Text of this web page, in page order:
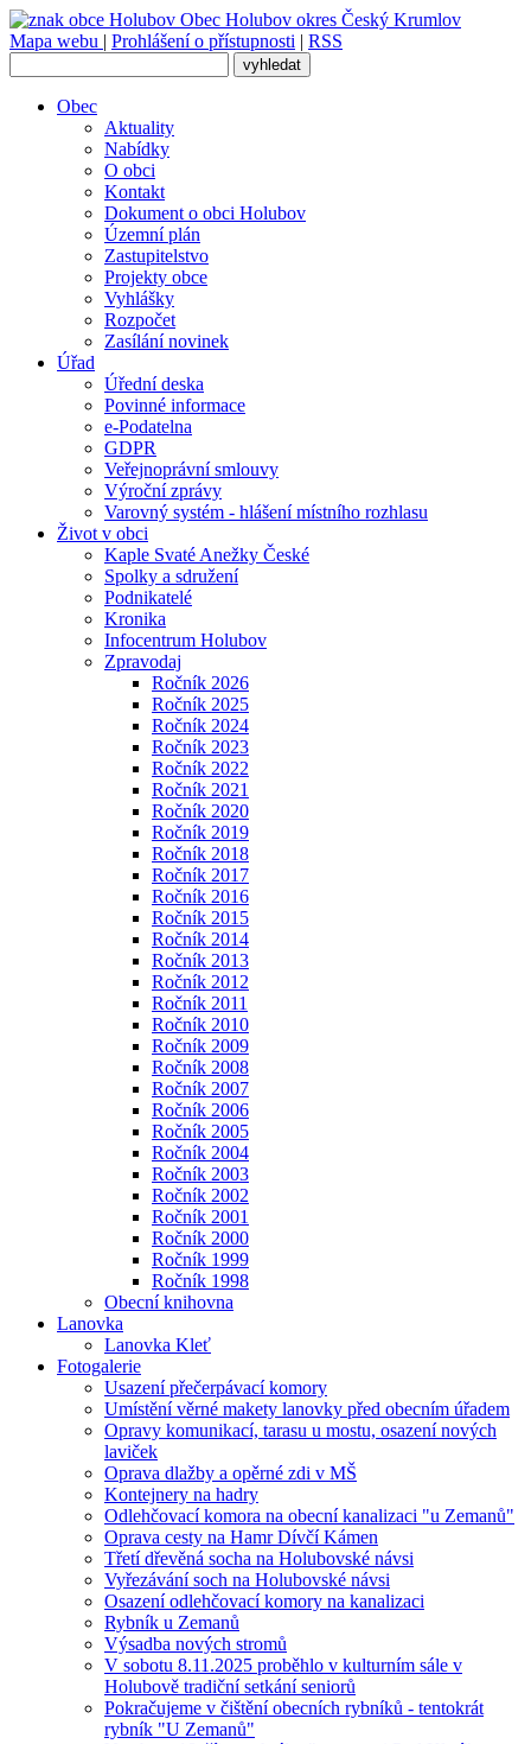
Obec Holubov okres Český Krumlov
Mapa webu | Prohlášení o přístupnosti | RSS
Obec
Aktuality
Nabídky
O obci
Kontakt
Dokument o obci Holubov
Územní plán
Zastupitelstvo
Projekty obce
Vyhlášky
Rozpočet
Zasílání novinek
Úřad
Úřední deska
Povinné informace
e-Podatelna
GDPR
Veřejnoprávní smlouvy
Výroční zprávy
Varovný systém - hlášení místního rozhlasu
Život v obci
Kaple Svaté Anežky České
Spolky a sdružení
Podnikatelé
Kronika
Infocentrum Holubov
Zpravodaj
Ročník 2026
Ročník 2025
Ročník 2024
Ročník 2023
Ročník 2022
Ročník 2021
Ročník 2020
Ročník 2019
Ročník 2018
Ročník 2017
Ročník 2016
Ročník 2015
Ročník 2014
Ročník 2013
Ročník 2012
Ročník 2011
Ročník 2010
Ročník 2009
Ročník 2008
Ročník 2007
Ročník 2006
Ročník 2005
Ročník 2004
Ročník 2003
Ročník 2002
Ročník 2001
Ročník 2000
Ročník 1999
Ročník 1998
Obecní knihovna
Lanovka
Lanovka Kleť
Fotogalerie
Usazení přečerpávací komory
Umístění věrné makety lanovky před obecním úřadem
Opravy komunikací, tarasu u mostu, osazení nových
laviček
Oprava dlažby a opěrné zdi v MŠ
Kontejnery na hadry
Odlehčovací komora na obecní kanalizaci "u Zemanů"
Oprava cesty na Hamr Dívčí Kámen
Třetí dřevěná socha na Holubovské návsi
Vyřezávání soch na Holubovské návsi
Osazení odlehčovací komory na kanalizaci
Rybník u Zemanů
Výsadba nových stromů
V sobotu 8.11.2025 proběhlo v kulturním sále v
Holubově tradiční setkání seniorů
Pokračujeme v čištění obecních rybníků - tentokrát
rybník "U Zemanů"